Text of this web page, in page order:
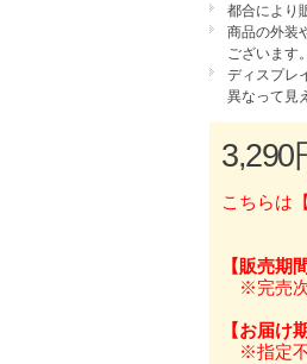
都合により
商品の外装
ございます
ディスプレ
異なって見
3,290
こちらは
【販売期
※完売次
【お届け
※指定